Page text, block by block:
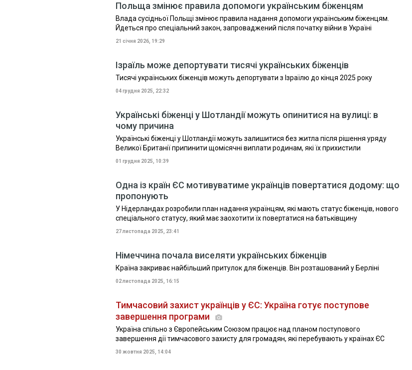
Польща змінює правила допомоги українським біженцям
Влада сусідньої Польщі змінює правила надання допомоги українським біженцям.
Йдеться про спеціальний закон, запроваджений після початку війни в Україні
21 січня 2026, 19:29
Ізраїль може депортувати тисячі українських біженців
Тисячі українських біженців можуть депортувати з Ізраїлю до кінця 2025 року
04 грудня 2025, 22:32
Українські біженці у Шотландії можуть опинитися на вулиці: в
чому причина
Українські біженці у Шотландії можуть залишитися без житла після рішення уряду
Великої Британії припинити щомісячні виплати родинам, які їх прихистили
01 грудня 2025, 10:39
Одна із країн ЄС мотивуватиме українців повертатися додому: що
пропонують
У Нідерландах розробили план надання українцям, які мають статус біженців, нового
спеціального статусу, який має заохотити їх повертатися на батьківщину
27 листопада 2025, 23:41
Німеччина почала виселяти українських біженців
Країна закриває найбільший притулок для біженців. Він розташований у Берліні
02 листопада 2025, 16:15
Тимчасовий захист українців у ЄС: Україна готує поступове
завершення програми
Україна спільно з Європейським Союзом працює над планом поступового
завершення дії тимчасового захисту для громадян, які перебувають у країнах ЄС
30 жовтня 2025, 14:04